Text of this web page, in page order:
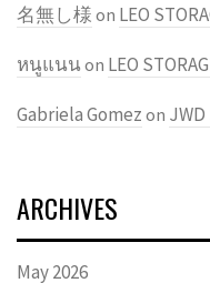
名無し様 on LEO
หนูแนน on LEO
Gabriela Gomez on
ARCHIVES
May 2026